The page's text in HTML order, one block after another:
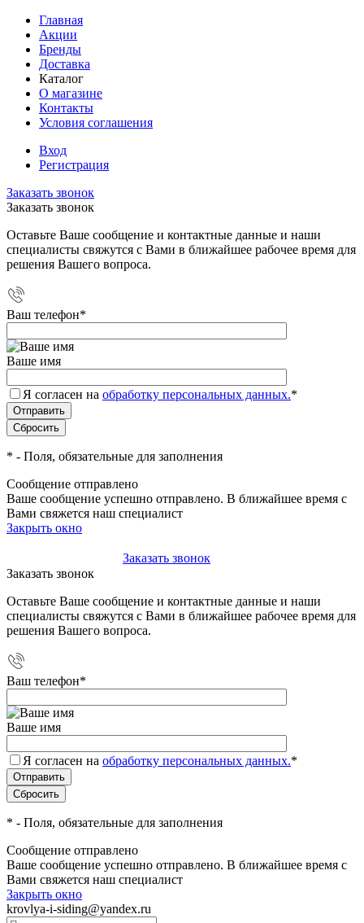
Главная
Акции
Бренды
Доставка
Каталог
О магазине
Контакты
Условия соглашения
Вход
Регистрация
Заказать звонок
Заказать звонок
Оставьте Ваше сообщение и контактные данные и наши
специалисты свяжутся с Вами в ближайшее рабочее время для
решения Вашего вопроса.
Ваш телефон*
Ваше имя
Я согласен на обработку персональных данных.*
* - Поля, обязательные для заполнения
Сообщение отправлено
Ваше сообщение успешно отправлено. В ближайшее время с
Вами свяжется наш специалист
Закрыть окно
Заказать звонок
Заказать звонок
Оставьте Ваше сообщение и контактные данные и наши
специалисты свяжутся с Вами в ближайшее рабочее время для
решения Вашего вопроса.
Ваш телефон*
Ваше имя
Я согласен на обработку персональных данных.*
* - Поля, обязательные для заполнения
Сообщение отправлено
Ваше сообщение успешно отправлено. В ближайшее время с
Вами свяжется наш специалист
Закрыть окно
krovlya-i-siding@yandex.ru